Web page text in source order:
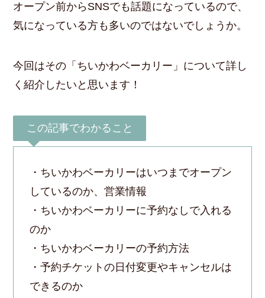
オープン前からSNSでも話題になっているので、
気になっている方も多いのではないでしょうか。
今回はその「ちいかわベーカリー」について詳し
く紹介したいと思います！
この記事でわかること
・ちいかわベーカリーはいつまでオープン
しているのか、営業情報
・ちいかわベーカリーに予約なしで入れる
のか
・ちいかわベーカリーの予約方法
・予約チケットの日付変更やキャンセルは
できるのか